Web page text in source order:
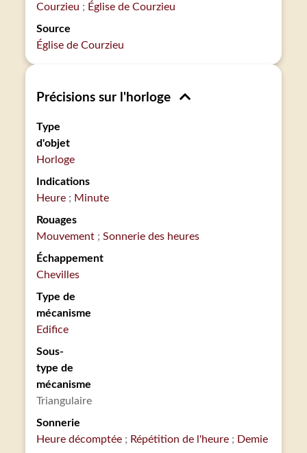
Courzieu
Église de Courzieu
Source
Église de Courzieu
Précisions sur l'horloge
Type
d'objet
Horloge
Indications
Heure
Minute
Rouages
Mouvement
Sonnerie des heures
Échappement
Chevilles
Type de
mécanisme
Edifice
Sous-
type de
mécanisme
Triangulaire
Sonnerie
Heure décomptée
Répétition de l'heure
Demie